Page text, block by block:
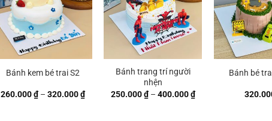
Bánh kem bé trai S2
260.000₫ – 320.000₫Khoảng
giá:
Bánh trang trí người
nhện
250.000₫ – 400.000₫Khoảng
giá:
Bánh bé